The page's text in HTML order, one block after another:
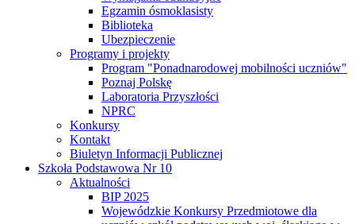
Egzamin ósmoklasisty
Biblioteka
Ubezpieczenie
Programy i projekty
Program "Ponadnarodowej mobilności uczniów"
Poznaj Polskę
Laboratoria Przyszłości
NPRC
Konkursy
Kontakt
Biuletyn Informacji Publicznej
Szkoła Podstawowa Nr 10
Aktualności
BIP 2025
Wojewódzkie Konkursy Przedmiotowe dla